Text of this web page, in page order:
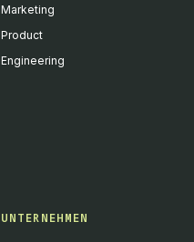
Marketing
Product
Engineering
UNTERNEHMEN